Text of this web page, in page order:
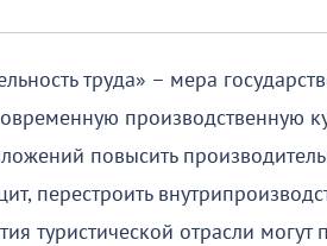
труда» – мера
производственную
повысить
перестроить
туристической отрасли могут